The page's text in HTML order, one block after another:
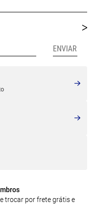
trocar por frete grátis e